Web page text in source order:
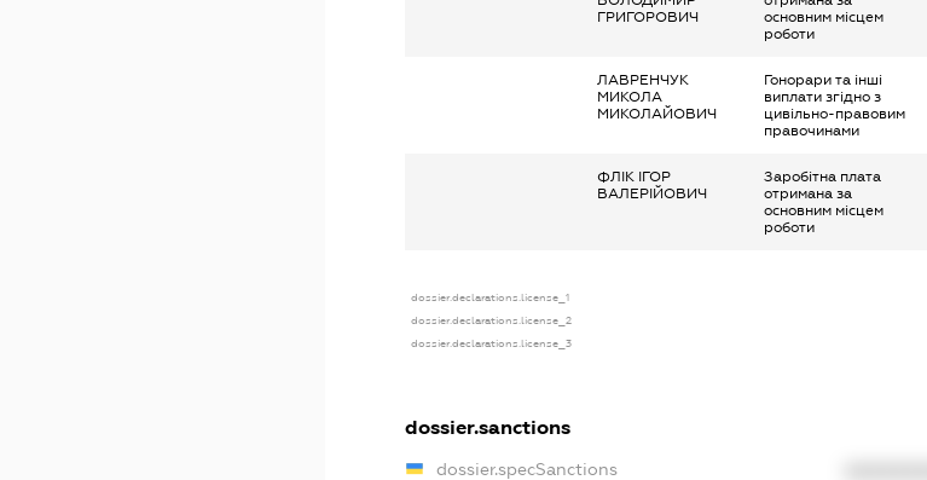
ГРИГОРОВИЧ
основним місцем
роботи
ЛАВРЕНЧУК
МИКОЛА
МИКОЛАЙОВИЧ
Гонорари та інші
виплати згідно з
цивільно-правовим
правочинами
ФЛІК ІГОР
ВАЛЕРІЙОВИЧ
Заробітна плата
отримана за
основним місцем
роботи
dossier.declarations.license_1
dossier.declarations.license_2
dossier.declarations.license_3
dossier.sanctions
dossier.specSanctions